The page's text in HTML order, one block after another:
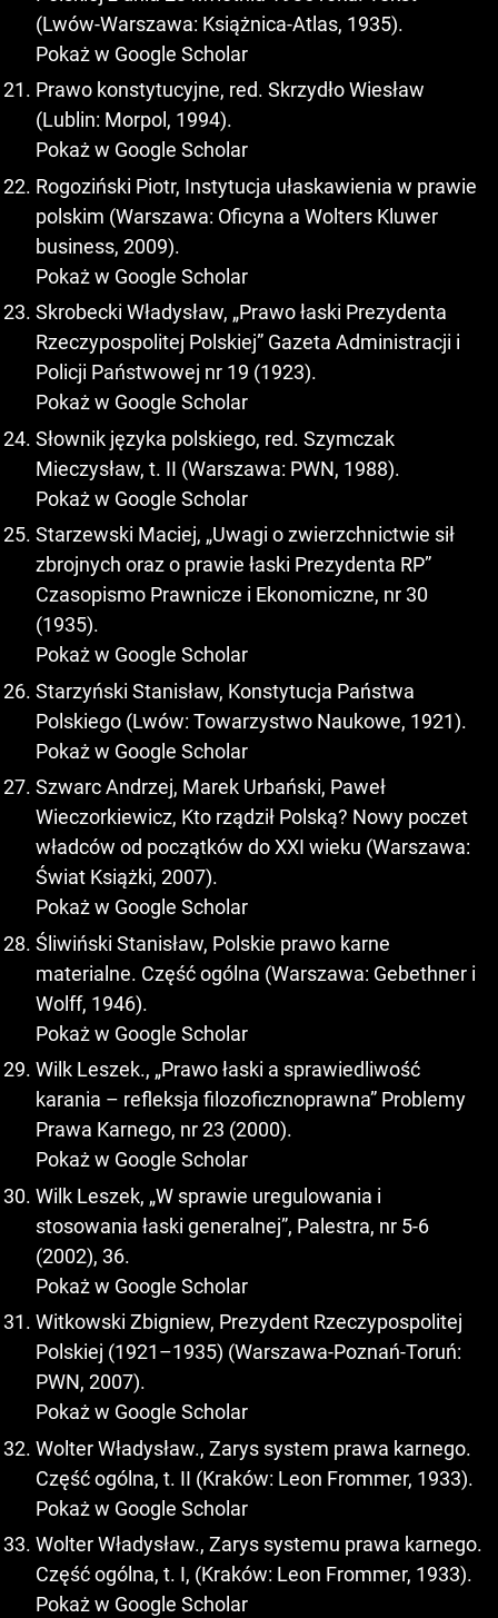
(Lwów-Warszawa: Książnica-Atlas, 1935).
Pokaż w Google Scholar
Prawo konstytucyjne, red. Skrzydło Wiesław
(Lublin: Morpol, 1994).
Pokaż w Google Scholar
Rogoziński Piotr, Instytucja ułaskawienia w prawie
polskim (Warszawa: Oficyna a Wolters Kluwer
business, 2009).
Pokaż w Google Scholar
Skrobecki Władysław, „Prawo łaski Prezydenta
Rzeczypospolitej Polskiej” Gazeta Administracji i
Policji Państwowej nr 19 (1923).
Pokaż w Google Scholar
Słownik języka polskiego, red. Szymczak
Mieczysław, t. II (Warszawa: PWN, 1988).
Pokaż w Google Scholar
Starzewski Maciej, „Uwagi o zwierzchnictwie sił
zbrojnych oraz o prawie łaski Prezydenta RP”
Czasopismo Prawnicze i Ekonomiczne, nr 30
(1935).
Pokaż w Google Scholar
Starzyński Stanisław, Konstytucja Państwa
Polskiego (Lwów: Towarzystwo Naukowe, 1921).
Pokaż w Google Scholar
Szwarc Andrzej, Marek Urbański, Paweł
Wieczorkiewicz, Kto rządził Polską? Nowy poczet
władców od początków do XXI wieku (Warszawa:
Świat Książki, 2007).
Pokaż w Google Scholar
Śliwiński Stanisław, Polskie prawo karne
materialne. Część ogólna (Warszawa: Gebethner i
Wolff, 1946).
Pokaż w Google Scholar
Wilk Leszek., „Prawo łaski a sprawiedliwość
karania – refleksja filozoficznoprawna” Problemy
Prawa Karnego, nr 23 (2000).
Pokaż w Google Scholar
Wilk Leszek, „W sprawie uregulowania i
stosowania łaski generalnej”, Palestra, nr 5-6
(2002), 36.
Pokaż w Google Scholar
Witkowski Zbigniew, Prezydent Rzeczypospolitej
Polskiej (1921–1935) (Warszawa-Poznań-Toruń:
PWN, 2007).
Pokaż w Google Scholar
Wolter Władysław., Zarys system prawa karnego.
Część ogólna, t. II (Kraków: Leon Frommer, 1933).
Pokaż w Google Scholar
Wolter Władysław., Zarys systemu prawa karnego.
Część ogólna, t. I, (Kraków: Leon Frommer, 1933).
Pokaż w Google Scholar